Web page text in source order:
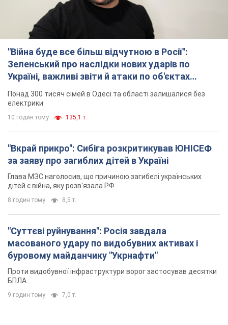
"Війна буде все більш відчутною в Росії":
Зеленський про наслідки нових ударів по
Україні, важливі звіти й атаки по об'єктах
ворога. Відео
Понад 300 тисяч сімей в Одесі та області залишалися без
електрики
10 годин тому 135,1 т.
"Вкрай прикро": Сибіга розкритикував ЮНІСЕФ
за заяву про загиблих дітей в Україні
Глава МЗС наголосив, що причиною загибелі українських
дітей є війна, яку розв'язала РФ
8 годин тому 8,5 т.
"Суттєві руйнування": Росія завдала
масованого удару по видобувних активах і
буровому майданчику "Укрнафти"
Проти видобувної інфраструктури ворог застосував десятки
БПЛА
9 годин тому 7,0 т.